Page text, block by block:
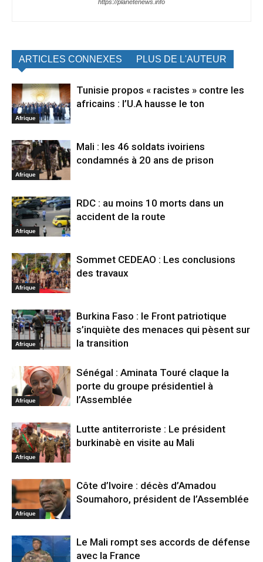
https://planetenews.info
ARTICLES CONNEXES PLUS DE L'AUTEUR
Afrique
Tunisie propos « racistes » contre les
africains : l’U.A hausse le ton
Afrique
Mali : les 46 soldats ivoiriens
condamnés à 20 ans de prison
Afrique
RDC : au moins 10 morts dans un
accident de la route
Afrique
Sommet CEDEAO : Les conclusions
des travaux
Afrique
Burkina Faso : le Front patriotique
s’inquiète des menaces qui pèsent sur
la transition
Afrique
Sénégal : Aminata Touré claque la
porte du groupe présidentiel à
l’Assemblée
Afrique
Lutte antiterroriste : Le président
burkinabè en visite au Mali
Afrique
Côte d’Ivoire : décès d’Amadou
Soumahoro, président de l’Assemblée
Le Mali rompt ses accords de défense
avec la France